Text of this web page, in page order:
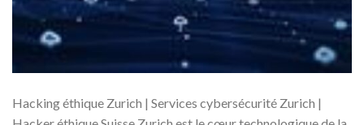
Hacking éthique Zurich | Services cybersécurité Zurich |